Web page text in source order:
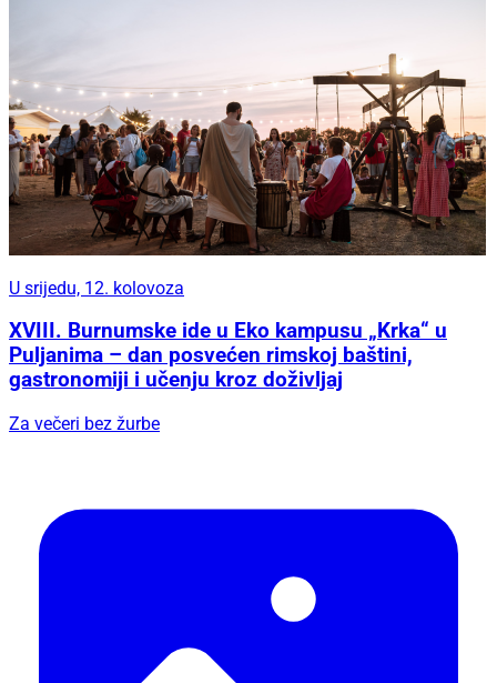
U srijedu, 12. kolovoza
XVIII. Burnumske ide u Eko kampusu „Krka“ u
Puljanima – dan posvećen rimskoj baštini,
gastronomiji i učenju kroz doživljaj
Za večeri bez žurbe